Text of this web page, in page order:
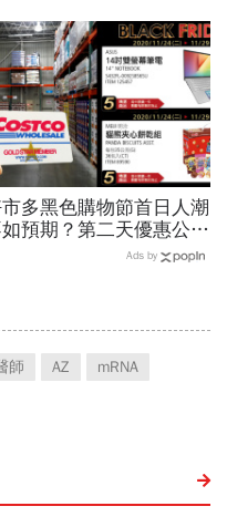
多黑色購物節首日人潮
預期？第二天優惠公開
視、鑽石項鍊拚場
Ads by
師 AZ
mRNA